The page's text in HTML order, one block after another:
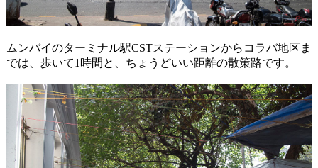
ムンバイのターミナル駅CSTステーションからコラバ地区ま
では、歩いて1時間と、ちょうどいい距離の散策路です。